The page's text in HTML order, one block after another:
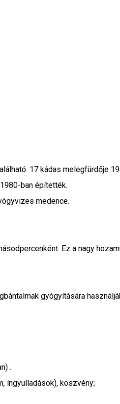
17 kádas melegfürdője
ban építették.
medence.
Ez a nagy
gyógyítására
.
íngyulladások), köszvény;